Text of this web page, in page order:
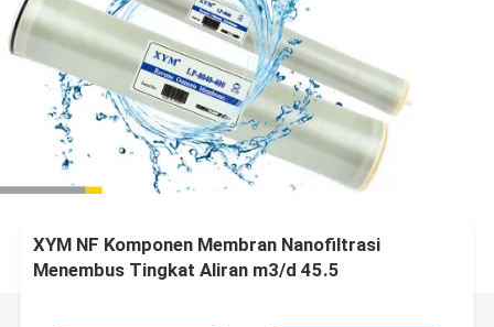
XYM NF Komponen Membran Nanofiltrasi
Menembus Tingkat Aliran m3/d 45.5